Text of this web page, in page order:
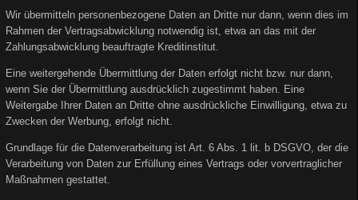
Wir übermitteln personenbezogene Daten an Dritte nur dann, wenn dies im
Rahmen der Vertragsabwicklung notwendig ist, etwa an das mit der
Zahlungsabwicklung beauftragte Kreditinstitut.
Eine weitergehende Übermittlung der Daten erfolgt nicht bzw. nur dann,
wenn Sie der Übermittlung ausdrücklich zugestimmt haben. Eine
Weitergabe Ihrer Daten an Dritte ohne ausdrückliche Einwilligung, etwa zu
Zwecken der Werbung, erfolgt nicht.
Grundlage für die Datenverarbeitung ist Art. 6 Abs. 1 lit. b DSGVO, der die
Verarbeitung von Daten zur Erfüllung eines Vertrags oder vorvertraglicher
Maßnahmen gestattet.